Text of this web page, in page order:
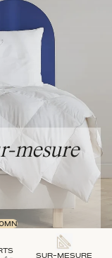
mesure
SUR-MESURE